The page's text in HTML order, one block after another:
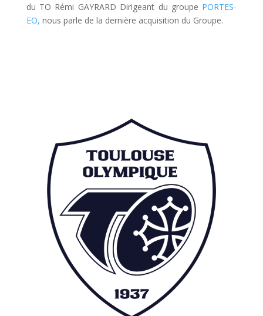
du TO Rémi GAYRARD Dirigeant du groupe PORTES-
EO, nous parle de la dernière acquisition du Groupe.